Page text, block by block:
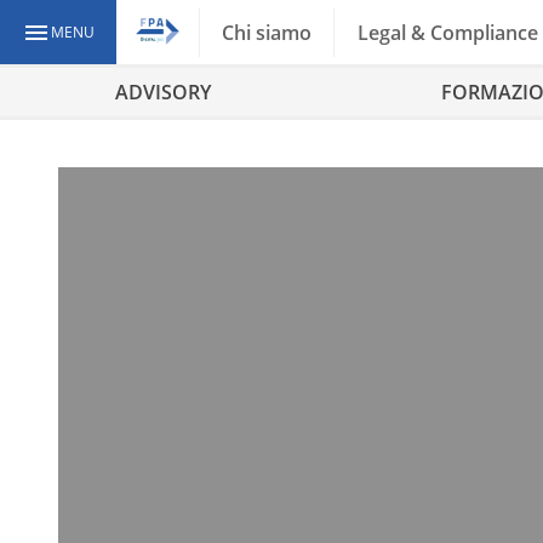
MENU Chi siamo Legal & Compliance
ADVISORY